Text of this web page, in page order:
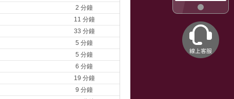
2 分鐘
11 分鐘
33 分鐘
5 分鐘
5 分鐘
6 分鐘
19 分鐘
9 分鐘